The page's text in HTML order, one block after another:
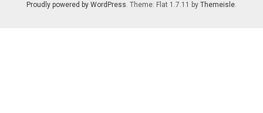
Proudly powered by WordPress. Theme: Flat 1.7.11 by Themeisle.